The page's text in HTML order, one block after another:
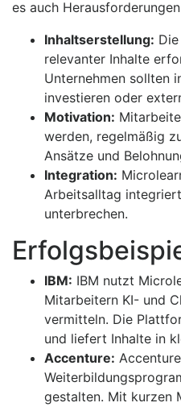
es auch
Inhaltserstellung:
relevanter Inhalte
Unternehmen sollten
investieren oder
Motivation:
werden, regelmäßig
Ansätze und
Integration:
Arbeitsalltag
unterbrechen.
IBM: IBM nutzt
Mitarbeitern KI- und
vermitteln. Die
und liefert Inhalte in
Accenture:
gestalten. Mit kurzen